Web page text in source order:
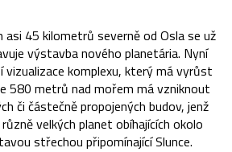
asi 45 kilometrů severně od Osla se už
výstavba nového planetária. Nyní
vizualizace komplexu, který má vyrůst
580 metrů nad mořem má vzniknout
či částečně propojených budov, jenž
velkých planet obíhajících okolo
střechou připomínající Slunce.